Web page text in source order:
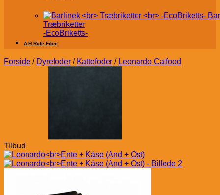
Træbriketter
-EcoBriketts-
A-H Ride Fibre
Forside / Dyrefoder / Kattefoder / Leonardo Catfood
Tilbud